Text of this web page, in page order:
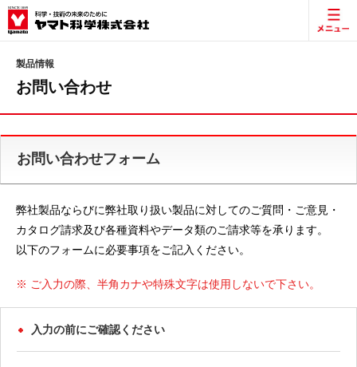
製品情報
お問い合わせ
お問い合わせフォーム
弊社製品ならびに弊社取り扱い製品に対してのご質問・ご意見・
カタログ請求及び各種資料やデータ類のご請求等を承ります。
以下のフォームに必要事項をご記入ください。
※ ご入力の際、半角カナや特殊文字は使用しないで下さい。
入力の前にご確認ください